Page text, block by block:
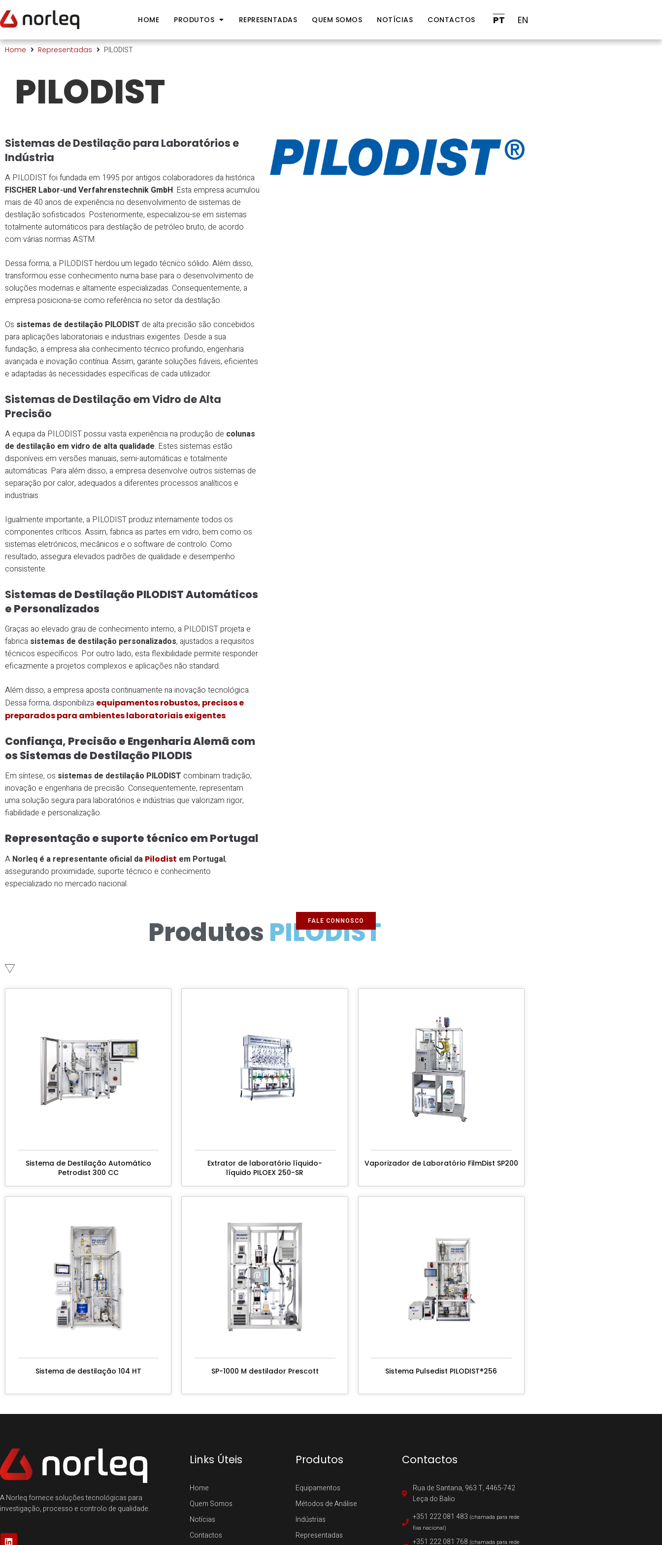
HOME PRODUTOS REPRESENTADAS QUEM SOMOS NOTÍCIAS CONTACTOS PT EN
Home Representadas PILODIST
PILODIST
Sistemas de Destilação para Laboratórios e
Indústria
A PILODIST foi fundada em 1995 por antigos colaboradores da histórica
FISCHER Labor-und Verfahrenstechnik GmbH. Esta empresa acumulou
mais de 40 anos de experiência no desenvolvimento de sistemas de
destilação sofisticados. Posteriormente, especializou-se em sistemas
totalmente automáticos para destilação de petróleo bruto, de acordo
com várias normas ASTM.
Dessa forma, a PILODIST herdou um legado técnico sólido. Além disso,
transformou esse conhecimento numa base para o desenvolvimento de
soluções modernas e altamente especializadas. Consequentemente, a
empresa posiciona-se como referência no setor da destilação.
Os sistemas de destilação PILODIST de alta precisão são concebidos
para aplicações laboratoriais e industriais exigentes. Desde a sua
fundação, a empresa alia conhecimento técnico profundo, engenharia
avançada e inovação contínua. Assim, garante soluções fiáveis, eficientes
e adaptadas às necessidades específicas de cada utilizador.
Sistemas de Destilação em Vidro de Alta
Precisão
A equipa da PILODIST possui vasta experiência na produção de colunas
de destilação em vidro de alta qualidade. Estes sistemas estão
disponíveis em versões manuais, semi-automáticas e totalmente
automáticas. Para além disso, a empresa desenvolve outros sistemas de
separação por calor, adequados a diferentes processos analíticos e
industriais.
Igualmente importante, a PILODIST produz internamente todos os
componentes críticos. Assim, fabrica as partes em vidro, bem como os
sistemas eletrónicos, mecânicos e o software de controlo. Como
resultado, assegura elevados padrões de qualidade e desempenho
consistente.
Sistemas de Destilação PILODIST Automáticos
e Personalizados
Graças ao elevado grau de conhecimento interno, a PILODIST projeta e
fabrica sistemas de destilação personalizados, ajustados a requisitos
técnicos específicos. Por outro lado, esta flexibilidade permite responder
eficazmente a projetos complexos e aplicações não standard.
Além disso, a empresa aposta continuamente na inovação tecnológica.
Dessa forma, disponibiliza equipamentos robustos, precisos e
preparados para ambientes laboratoriais exigentes.
Confiança, Precisão e Engenharia Alemã com
os Sistemas de Destilação PILODIS
Em síntese, os sistemas de destilação PILODIST combinam tradição,
inovação e engenharia de precisão. Consequentemente, representam
uma solução segura para laboratórios e indústrias que valorizam rigor,
fiabilidade e personalização.
Representação e suporte técnico em Portugal
A Norleq é a representante oficial da Pilodist em Portugal,
assegurando proximidade, suporte técnico e conhecimento
especializado no mercado nacional.
Produtos PILODIST
Sistema de Destilação Automático
Petrodist 300 CC
Extrator de laboratório líquido-
líquido PILOEX 250-SR
Vaporizador de Laboratório FilmDist SP200
Sistema de destilação 104 HT SP-1000 M destilador Prescott Sistema Pulsedist PILODIST®256
FALE CONNOSCO
A Norleq fornece soluções tecnológicas para
investigação, processo e controlo de qualidade.
Links Úteis
Home
Quem Somos
Notícias
Contactos
Produtos
Equipamentos
Métodos de Análise
Indústrias
Representadas
Contactos
Rua de Santana, 963 T, 4465-742
Leça do Balio
+351 222 081 483 (chamada para rede
fixa nacional)
+351 222 081 768 (chamada para rede